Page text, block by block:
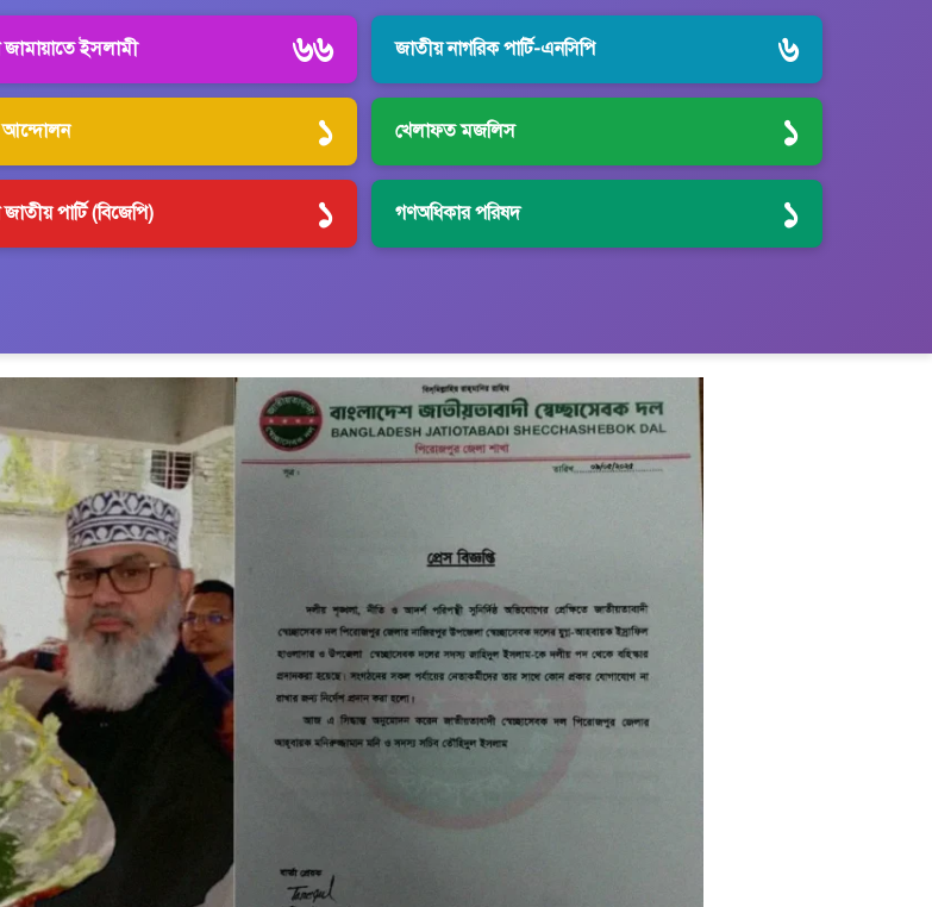
জামায়াতে ইসলামী ৬৬ জাতীয় নাগরিক পার্টি-এনসিপি ৬
আন্দোলন ১ খেলাফত মজলিস ১
পার্টি (বিজেপি) ১ গণঅধিকার পরিষদ ১